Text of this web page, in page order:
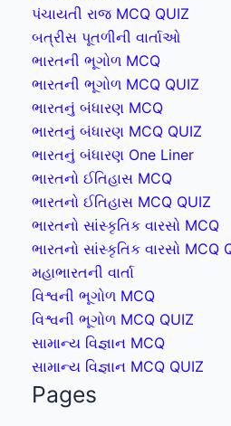
પંચાયતી રાજ MCQ QUIZ
બત્રીસ પૂતળીની વાર્તાઓ
ભારતની ભૂગોળ MCQ
ભારતની ભૂગોળ MCQ QUIZ
ભારતનું બંધારણ MCQ
ભારતનું બંધારણ MCQ QUIZ
ભારતનું બંધારણ One Liner
ભારતનો ઈતિહાસ MCQ
ભારતનો ઈતિહાસ MCQ QUIZ
ભારતનો સાંસ્કૃતિક વારસો MCQ
ભારતનો સાંસ્કૃતિક વારસો MCQ
મહાભારતની વાર્તા
વિશ્વની ભૂગોળ MCQ
વિશ્વની ભૂગોળ MCQ QUIZ
સામાન્ય વિજ્ઞાન MCQ
સામાન્ય વિજ્ઞાન MCQ QUIZ
Pages